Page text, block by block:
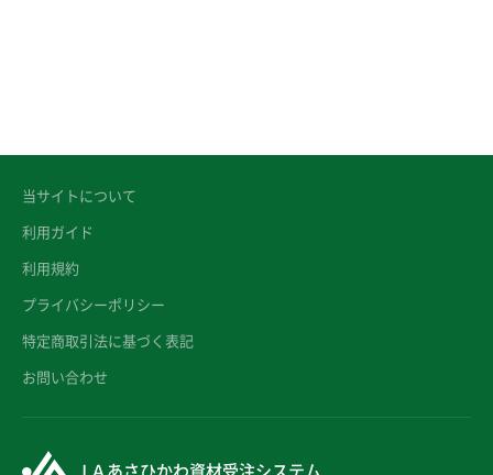
当サイトについて
利用ガイド
利用規約
プライバシーポリシー
特定商取引法に基づく表記
お問い合わせ
ＪＡあさひかわ資材受注システム